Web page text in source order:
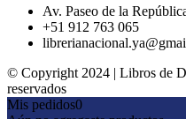
Av. Paseo de la
+51 912 763 065
© Copyright 2024 | Libros de
reservados
Mis pedidos0